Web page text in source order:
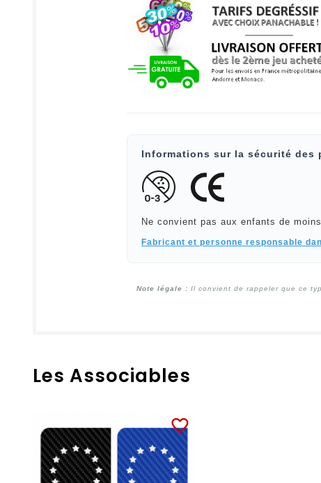
Informations sur la sécurité des
Ne convient pas aux enfants de
Fabricant et personne responsable
Note légale : Il convient de rappeler que ce
Les Associables
favorite_border